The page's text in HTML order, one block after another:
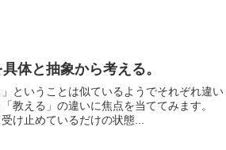
体と抽象から考える。
ということは似ているようでそれぞれ違い
教える」の違いに焦点を当ててみます。
け止めているだけの状態...